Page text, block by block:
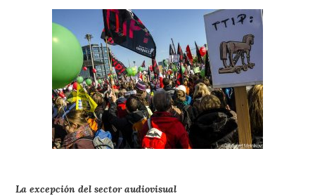
La excepción del sector audiovisual